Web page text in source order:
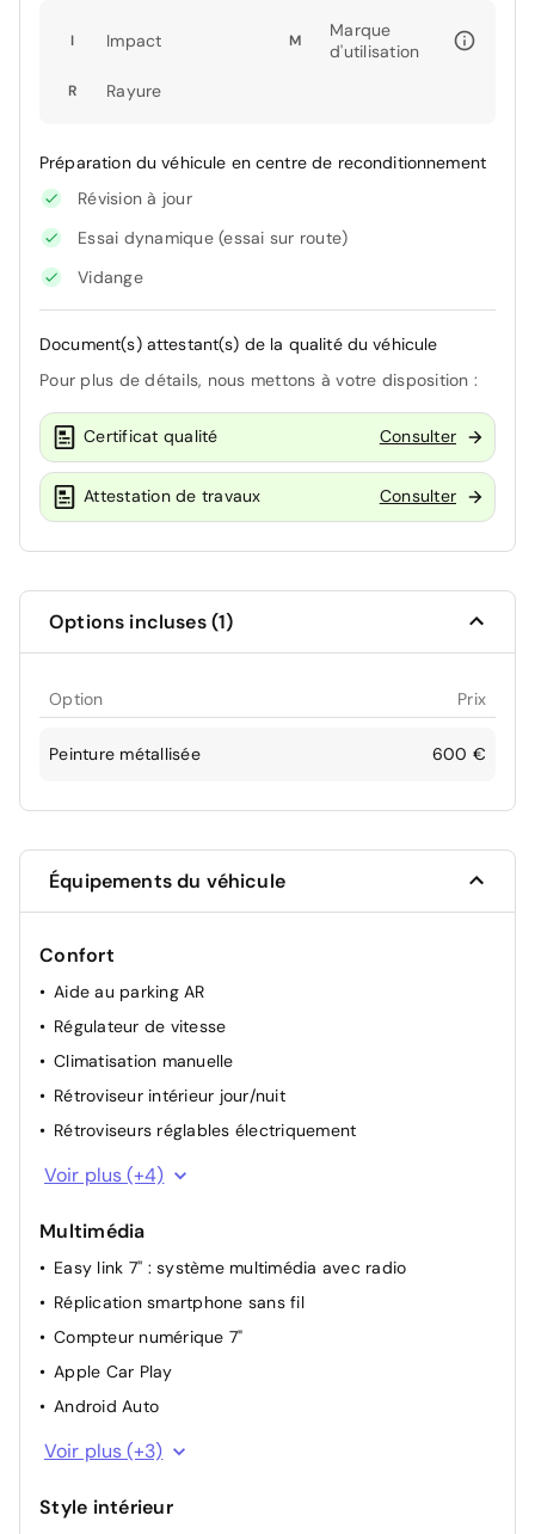
I Impact M
Marque
d'utilisation
R Rayure
Préparation du véhicule en centre de reconditionnement
Révision à jour
Essai dynamique (essai sur route)
Vidange
Document(s) attestant(s) de la qualité du véhicule
Pour plus de détails, nous mettons à votre disposition :
Certificat qualité Consulter
Attestation de travaux Consulter
Options incluses (1)
Option Prix
Peinture métallisée 600 €
Équipements du véhicule
Confort
Aide au parking AR
Régulateur de vitesse
Climatisation manuelle
Rétroviseur intérieur jour/nuit
Rétroviseurs réglables électriquement
Aide au démarrage en côte
Mode ECO
Direction assistée
Voir plus (+4)
Multimédia
Easy link 7'' : système multimédia avec radio
Réplication smartphone sans fil
Compteur numérique 7"
Apple Car Play
Android Auto
Bluetooth
Ordinateur de bord
Voir plus (+3)
Style intérieur